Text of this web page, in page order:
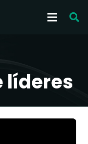
líderes